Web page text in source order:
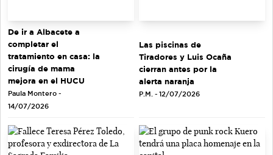
De ir a Albacete a
completar el
tratamiento en casa: la
cirugía de mama
mejora en el HUCU
Paula Montero -
14/07/2026
Las piscinas de
Tiradores y Luis Ocaña
cierran antes por la
alerta naranja
P.M. - 12/07/2026